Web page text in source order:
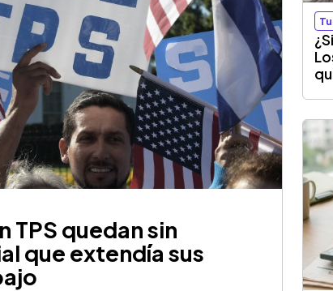
TPS quedan sin
que extendía sus